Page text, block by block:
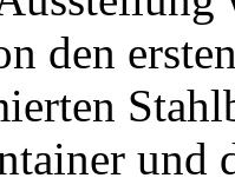
den
und